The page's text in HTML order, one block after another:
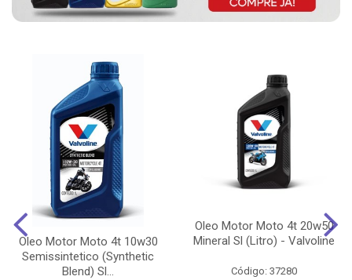
Oleo Motor Moto 4t 10w30
Semissintetico (Synthetic
Blend) Sl...
Oleo Motor Moto 4t 20w50
Mineral Sl (Litro) - Valvoline
Código: 37280